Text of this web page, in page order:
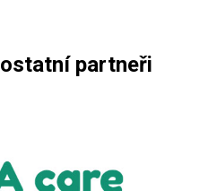
partneři